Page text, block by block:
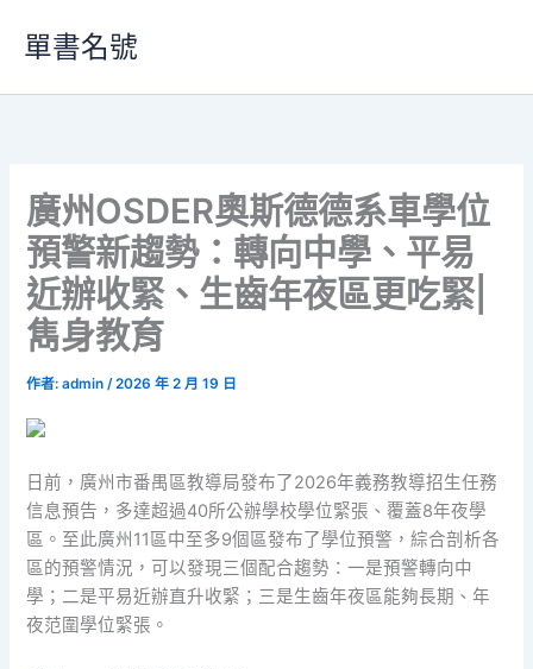
要
單書名號
廣州OSDER奧斯德德系車學位
預警新趨勢：轉向中學、平易
近辦收緊、生齒年夜區更吃緊|
雋身教育
作者:admin/2026 年 2 月 19 日
日前，廣州市番禺區教導局發布了2026年義務教導招生任務
信息預告，多達超過40所公辦學校學位緊張、覆蓋8年夜學
區。至此廣州11區中至多9個區發布了學位預警，綜合剖析各
區的預警情況，可以發現三個配合趨勢：一是預警轉向中
學；二是平易近辦直升收緊；三是生齒年夜區能夠長期、年
夜范圍學位緊張。